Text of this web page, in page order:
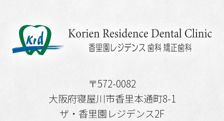
〒572-0082
大阪府寝屋川市香里本通町8-1
ザ・香里園レジデンス2F